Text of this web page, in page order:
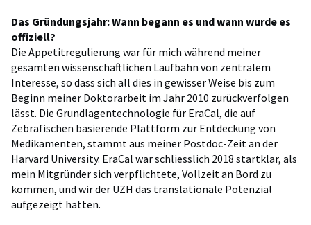
Das Gründungsjahr: Wann begann es und wann wurde es
offiziell?
Die Appetitregulierung war für mich während meiner
gesamten wissenschaftlichen Laufbahn von zentralem
Interesse, so dass sich all dies in gewisser Weise bis zum
Beginn meiner Doktorarbeit im Jahr 2010 zurückverfolgen
lässt. Die Grundlagentechnologie für EraCal, die auf
Zebrafischen basierende Plattform zur Entdeckung von
Medikamenten, stammt aus meiner Postdoc-Zeit an der
Harvard University. EraCal war schliesslich 2018 startklar, als
mein Mitgründer sich verpflichtete, Vollzeit an Bord zu
kommen, und wir der UZH das translationale Potenzial
aufgezeigt hatten.